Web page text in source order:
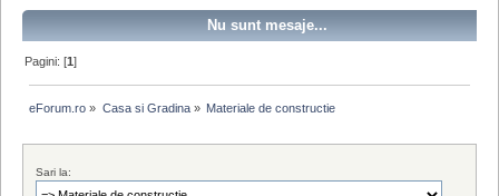
Nu sunt mesaje...
Pagini: [1]
eForum.ro » Casa si Gradina» Materiale de constructie
Sari la: